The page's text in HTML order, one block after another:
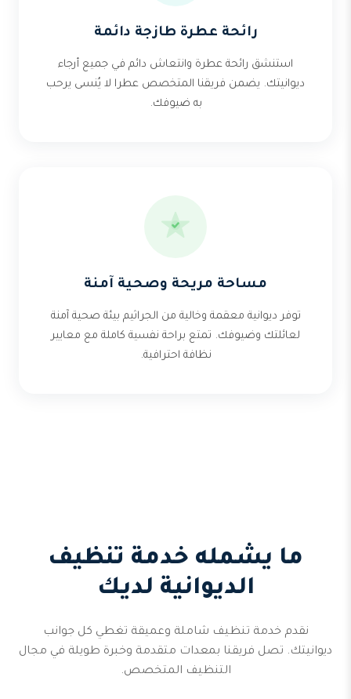
رائحة عطرة طازجة دائمة
استنشق رائحة عطرة وانتعاش دائم في جميع أرجاء
ديوانيتك. يضمن فريقنا المتخصص عطرا لا يُنسى يرحب
به ضيوفك.
مساحة مريحة وصحية آمنة
توفر ديوانية معقمة وخالية من الجراثيم بيئة صحية آمنة
لعائلتك وضيوفك. تمتع براحة نفسية كاملة مع معايير
نظافة احترافية.
ما يشمله خدمة تنظيف
الديوانية لديك
نقدم خدمة تنظيف شاملة وعميقة تغطي كل جوانب
ديوانيتك. تصل فريقنا بمعدات متقدمة وخبرة طويلة في مجال
التنظيف المتخصص.